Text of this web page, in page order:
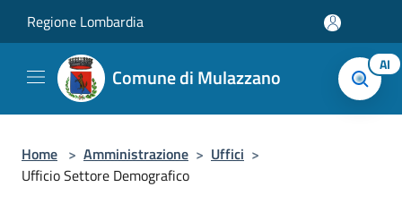
Regione Lombardia
Comune di Mulazzano AI
Home > Amministrazione > Uffici >
Ufficio Settore Demografico